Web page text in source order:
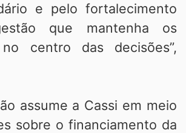
e pelo fortalecimento
que mantenha os
no centro das decisões”,
assume a Cassi em meio
sobre o financiamento da